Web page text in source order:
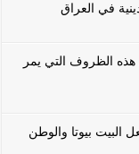
في العراق
هذه الظروف التي يمر
البيت بيوتا والوطن